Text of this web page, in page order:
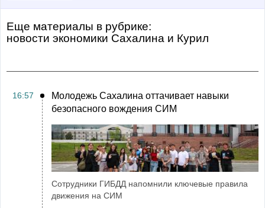
Еще материалы в рубрике:
Новости экономики Сахалина и Курил
16:57
Молодежь Сахалина оттачивает навыки
безопасного вождения СИМ
Сотрудники ГИБДД напомнили ключевые правила
движения на СИМ